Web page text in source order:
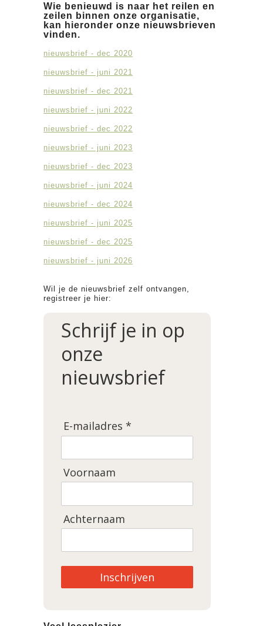
Wie benieuwd is naar het reilen en
zeilen binnen onze organisatie,
kan hieronder onze nieuwsbrieven
vinden.
nieuwsbrief - dec 2020
nieuwsbrief - juni 2021
nieuwsbrief - dec 2021
nieuwsbrief - juni 2022
nieuwsbrief - dec 2022
nieuwsbrief - juni 2023
nieuwsbrief - dec 2023
nieuwsbrief - juni 2024
nieuwsbrief - dec 2024
nieuwsbrief - juni 2025
nieuwsbrief - dec 2025
nieuwsbrief - juni 2026
Wil je de nieuwsbrief zelf ontvangen,
registreer je hier:
Schrijf je in op
onze
nieuwsbrief
E-mailadres *
Voornaam
Achternaam
Inschrijven